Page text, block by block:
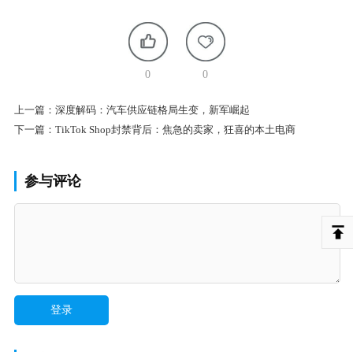
0 0
上一篇： 深度解码：汽车供应链格局生变，新军崛起
下一篇： TikTok Shop封禁背后：焦急的卖家，狂喜的本土电商
参与评论